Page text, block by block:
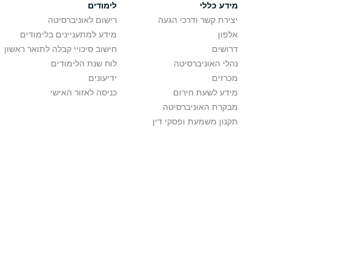
מידע כללי
יצירת קשר ודרכי הגעה
אלפון
דרושים
נהלי האוניברסיטה
מכרזים
מידע לשעת חירום
מבקרת האוניברסיטה
תקנון משמעת ופסקי דין
לימודים
רישום לאוניברסיטה
מידע למתעניינים בלימודים
חישוב סיכויי קבלה לתואר ראשון
לוח שנת הלימודים
ידיעונים
כניסה לאזור האישי